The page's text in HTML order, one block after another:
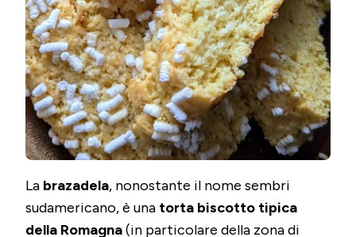
La brazadela, nonostante il nome sembri
sudamericano, è una torta biscotto tipica
della Romagna(in particolare della zona di